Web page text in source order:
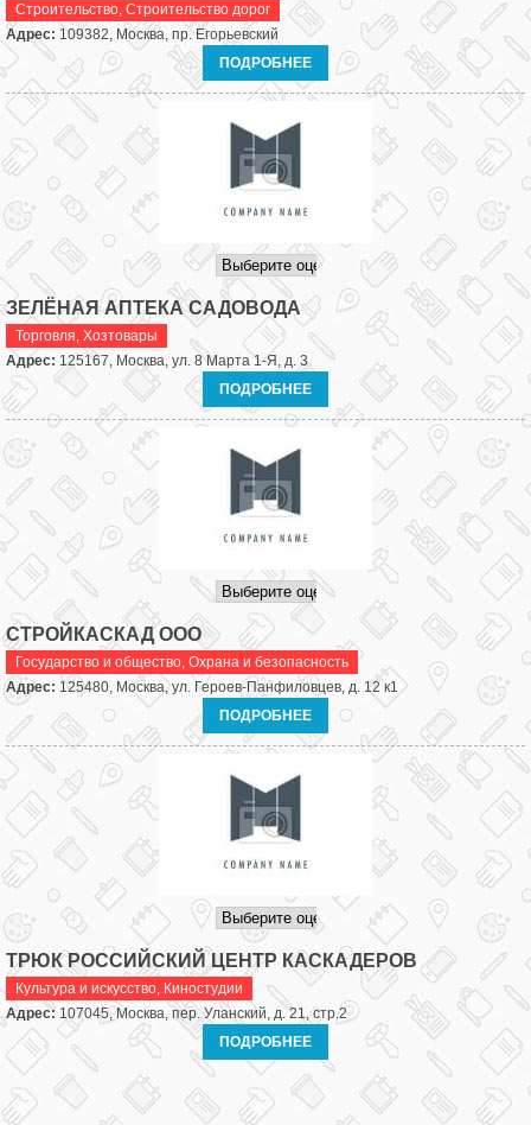
Строительство, Строительство дорог
Адрес: 109382, Москва, пр. Егорьевский
ПОДРОБНЕЕ
ЗЕЛЁНАЯ АПТЕКА САДОВОДА
Торговля, Хозтовары
Адрес: 125167, Москва, ул. 8 Марта 1-Я, д. 3
ПОДРОБНЕЕ
СТРОЙКАСКАД ООО
Государство и общество, Охрана и безопасность
Адрес: 125480, Москва, ул. Героев-Панфиловцев, д. 12 к1
ПОДРОБНЕЕ
ТРЮК РОССИЙСКИЙ ЦЕНТР КАСКАДЕРОВ
Культура и искусство, Киностудии
Адрес: 107045, Москва, пер. Уланский, д. 21, стр.2
ПОДРОБНЕЕ